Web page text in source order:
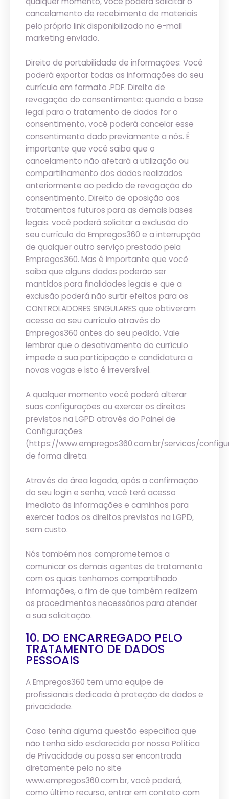
cancelamento de recebimento de materiais
pelo próprio link disponibilizado no e-mail
marketing enviado.
Direito de portabilidade de informações: Você
poderá exportar todas as informações do seu
currículo em formato .PDF. Direito de
revogação do consentimento: quando a base
legal para o tratamento de dados for o
consentimento, você poderá cancelar esse
consentimento dado previamente a nós. É
importante que você saiba que o
cancelamento não afetará a utilização ou
compartilhamento dos dados realizados
anteriormente ao pedido de revogação do
consentimento. Direito de oposição aos
tratamentos futuros para as demais bases
legais. você poderá solicitar a exclusão do
seu currículo do Empregos360 e a interrupção
de qualquer outro serviço prestado pela
Empregos360. Mas é importante que você
saiba que alguns dados poderão ser
mantidos para finalidades legais e que a
exclusão poderá não surtir efeitos para os
CONTROLADORES SINGULARES que obtiveram
acesso ao seu currículo através do
Empregos360 antes do seu pedido. Vale
lembrar que o desativamento do currículo
impede a sua participação e candidatura a
novas vagas e isto é irreversível.
A qualquer momento você poderá alterar
suas configurações ou exercer os direitos
previstos na LGPD através do Painel de
Configurações
(https://www.empregos360.com.br/servicos/
de forma direta.
Através da área logada, após a confirmação
do seu login e senha, você terá acesso
imediato às informações e caminhos para
exercer todos os direitos previstos na LGPD,
sem custo.
Nós também nos comprometemos a
comunicar os demais agentes de tratamento
com os quais tenhamos compartilhado
informações, a fim de que também realizem
os procedimentos necessários para atender
a sua solicitação.
10. DO ENCARREGADO PELO
TRATAMENTO DE DADOS
PESSOAIS
A Empregos360 tem uma equipe de
profissionais dedicada à proteção de dados e
privacidade.
Caso tenha alguma questão específica que
não tenha sido esclarecida por nossa Política
de Privacidade ou possa ser encontrada
diretamente pelo no site
www.empregos360.com.br, você poderá,
como último recurso, entrar em contato com